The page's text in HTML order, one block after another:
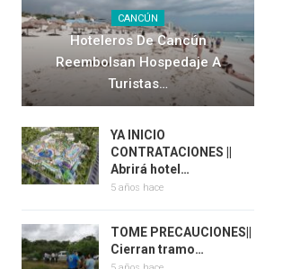
CANCÚN
Hoteleros De Cancún
Reembolsan Hospedaje A
Turistas…
YA INICIO
CONTRATACIONES ||
Abrirá hotel…
5 años hace
TOME PRECAUCIONES||
Cierran tramo…